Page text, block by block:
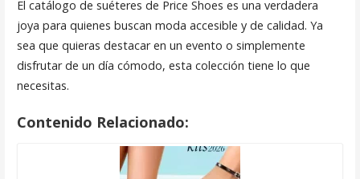
El catálogo de suéteres de Price Shoes es una verdadera
joya para quienes buscan moda accesible y de calidad. Ya
sea que quieras destacar en un evento o simplemente
disfrutar de un día cómodo, esta colección tiene lo que
necesitas.
Contenido Relacionado: